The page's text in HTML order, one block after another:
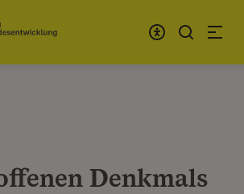
Denkmals